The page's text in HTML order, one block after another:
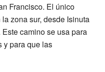
Francisco. El único
zona sur, desde Isinuta
camino se usa para
y para que las